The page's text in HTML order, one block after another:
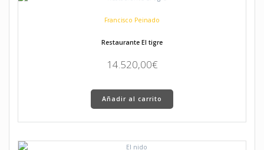
Francisco Peinado
Restaurante El tigre
14.520,00€
Añadir al carrito